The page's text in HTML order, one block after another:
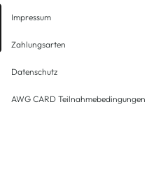
Impressum
Zahlungsarten
Datenschutz
AWG CARD Teilnahmebedingungen